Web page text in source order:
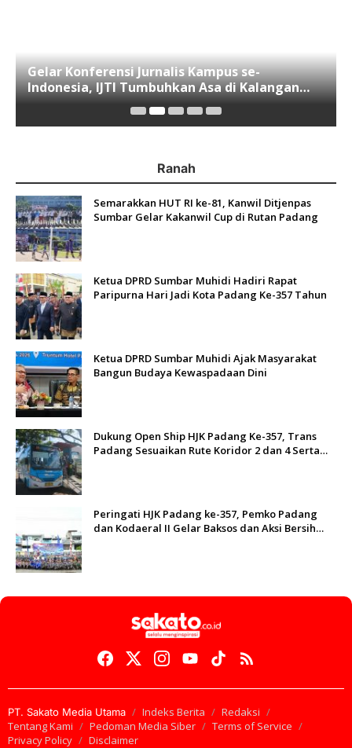
Gelar Konferensi Jurnalis Kampus se-
Indonesia, IJTI Tumbuhkan Asa di Kalangan
Jurnalis Muda di Era Disruspi Digital
Ranah
Semarakkan HUT RI ke-81, Kanwil Ditjenpas
Sumbar Gelar Kakanwil Cup di Rutan Padang
Ketua DPRD Sumbar Muhidi Hadiri Rapat
Paripurna Hari Jadi Kota Padang Ke-357 Tahun
Ketua DPRD Sumbar Muhidi Ajak Masyarakat
Bangun Budaya Kewaspadaan Dini
Dukung Open Ship HJK Padang Ke-357, Trans
Padang Sesuaikan Rute Koridor 2 dan 4 Serta
Peringati HJK Padang ke-357, Pemko Padang
dan Kodaeral II Gelar Baksos dan Aksi Bersih
PT. Sakato Media Utama Indeks Berita
Redaksi
Tentang Kami
Pedoman Media Siber
Terms of Service
Privacy Policy
Disclaimer